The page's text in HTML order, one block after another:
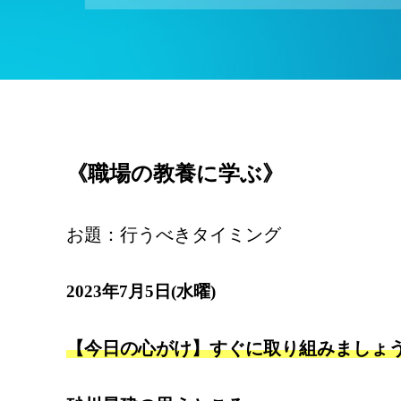
《職場の教養に学ぶ》
お題：行うべきタイミング
2023年7月5日(水曜)
【今日の心がけ】すぐに取り組みましょ